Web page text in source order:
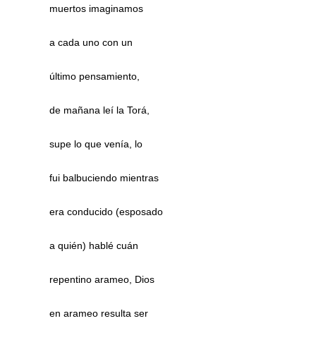
muertos imaginamos
a cada uno con un
último pensamiento,
de mañana leí la Torá,
supe lo que venía, lo
fui balbuciendo mientras
era conducido (esposado
a quién) hablé cuán
repentino arameo, Dios
en arameo resulta ser